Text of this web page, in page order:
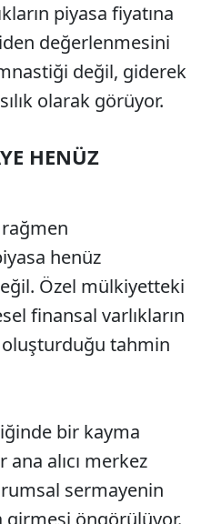
piyasa fiyatına
değerlenmesini
değil, giderek
olarak görüyor.
HENÜZ
rağmen
henüz
Özel mülkiyetteki
finansal varlıkların
oluşturduğu tahmin
bir kayma
alıcı merkez
sermayenin